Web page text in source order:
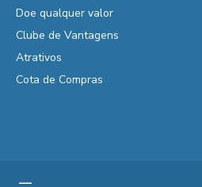
Doe qualquer valor
Clube de Vantagens
Atrativos
Cota de Compras